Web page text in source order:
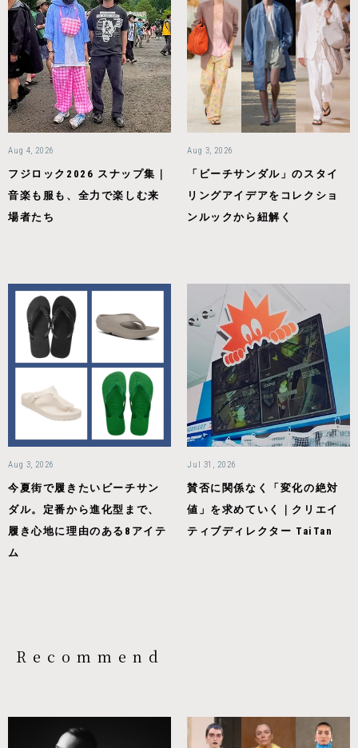
Aug 4, 2026
フジロック2026 スナップ集｜
音楽も服も、全力で楽しむ来
場者たち
Aug 3, 2026
「ビーチサンダル」のスタイ
リングアイデアをコレクショ
ンルックから紐解く
Aug 3, 2026
今夏街で履きたいビーチサン
ダル。定番から進化型まで、
履き心地に理由のある8アイテ
ム
Jul 31, 2026
賛否に関係なく「変化の絶対
値」を求めていく｜クリエイ
ティブディレクター TaiTan
Recommend